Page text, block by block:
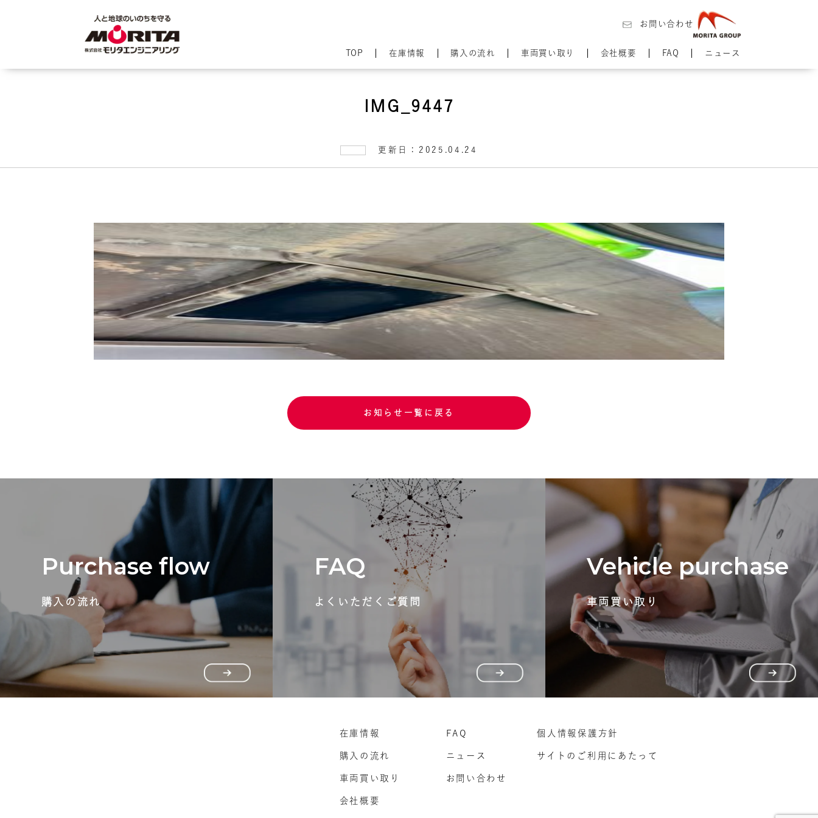
お問い合わせ
TOP 在庫情報 購入の流れ 車両買い取り 会社概要 FAQ ニュース
IMG_9447
更新日：2025.04.24
お知らせ一覧に戻る
Purchase flow
購入の流れ
FAQ
よくいただくご質問
Vehicle purchase
車両買い取り
在庫情報
購入の流れ
車両買い取り
会社概要
FAQ
ニュース
お問い合わせ
個人情報保護方針
サイトのご利用にあたって